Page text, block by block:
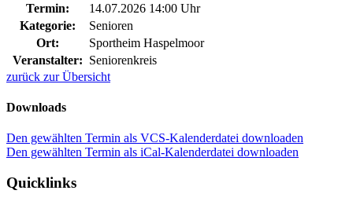
Termin:
14.07.2026 14:00 Uhr
Kategorie:
Senioren
Ort:
Sportheim Haspelmoor
Veranstalter: Seniorenkreis
zurück zur Übersicht
Downloads
Den gewählten Termin als VCS-Kalenderdatei downloaden
Den gewählten Termin als iCal-Kalenderdatei downloaden
Quicklinks